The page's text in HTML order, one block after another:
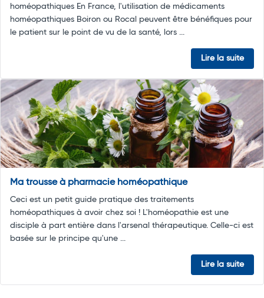
homéopathiques En France, l'utilisation de médicaments
homéopathiques Boiron ou Rocal peuvent être bénéfiques pour
le patient sur le point de vu de la santé, lors ...
Lire la suite
Ma trousse à pharmacie homéopathique
Ceci est un petit guide pratique des traitements
homéopathiques à avoir chez soi ! L'homéopathie est une
disciple à part entière dans l'arsenal thérapeutique. Celle-ci est
basée sur le principe qu'une ...
Lire la suite